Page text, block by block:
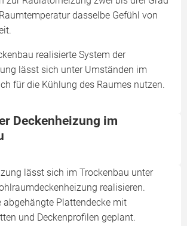
dasselbe Gefühl von
realisierte System der
lässt sich unter Umständen im
für die Kühlung des Raumes nutzen.
Deckenheizung im
lässt sich im Trockenbau unter
realisieren.
abgehängte Plattendecke mit
und Deckenprofilen geplant.